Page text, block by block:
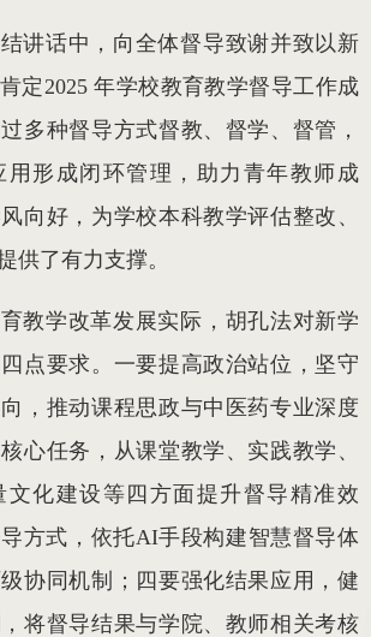
讲话中，向全体督导致谢并致以新
定2025 年学校教育教学督导工作成
多种督导方式督教、督学、督管，
用形成闭环管理，助力青年教师成
向好，为学校本科教学评估整改、
供了有力支撑。
教学改革发展实际，胡孔法对新学
点要求。一要提高政治站位，坚守
，推动课程思政与中医药专业深度
心任务，从课堂教学、实践教学、
文化建设等四方面提升督导精准效
方式，依托AI手段构建智慧督导体
协同机制；四要强化结果应用，健
将督导结果与学院、教师相关考核